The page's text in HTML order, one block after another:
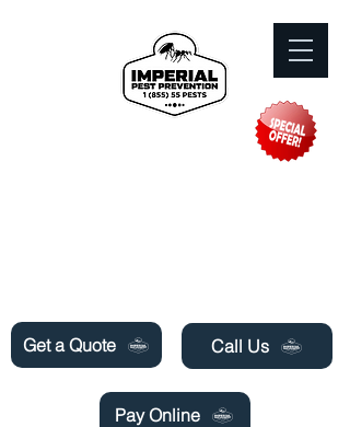
Get a Quote
Pay Online
Call Us